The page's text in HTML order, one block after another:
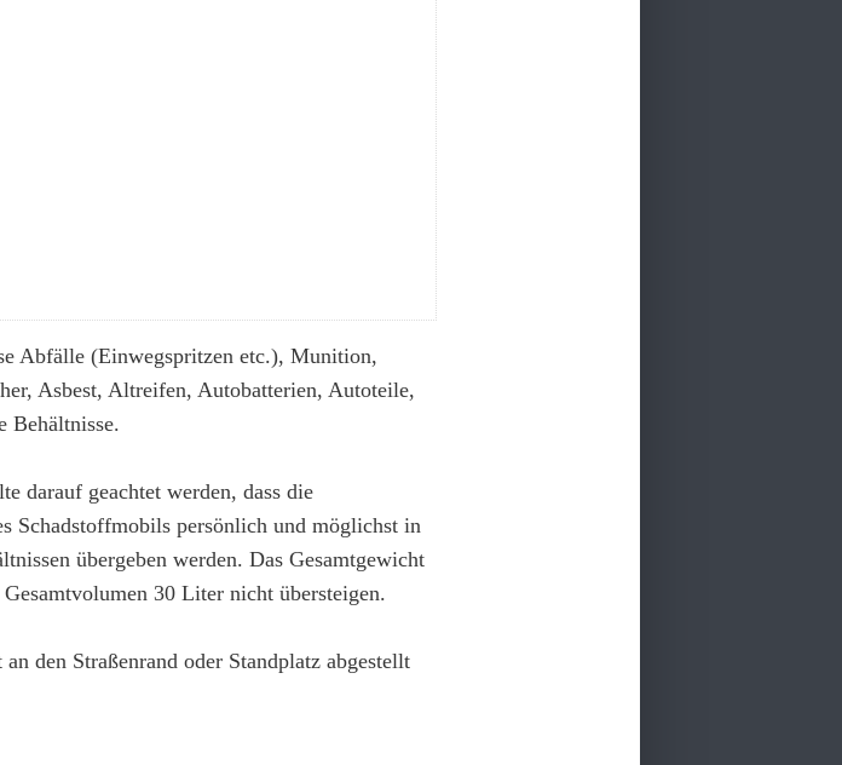
Abfälle (Einwegspritzen etc.), Munition,
Asbest, Altreifen, Autobatterien, Autoteile,
Behältnisse.
darauf geachtet werden, dass die
Schadstoffmobils persönlich und möglichst in
übergeben werden. Das Gesamtgewicht
30 Liter nicht übersteigen.
den Straßenrand oder Standplatz abgestellt